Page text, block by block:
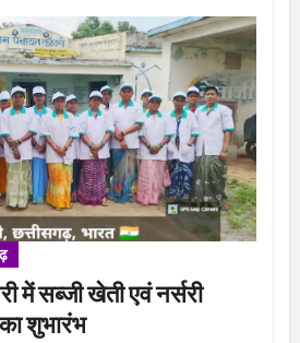
में सब्जी खेती एवं नर्सरी
शुभारंभ